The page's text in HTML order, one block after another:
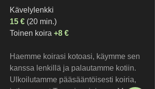
Kävelylenkki
15 € (20 min.)
Toinen koira +8 €
Haemme koirasi kotoasi, käymme sen
kanssa lenkillä ja palautamme kotiin.
Ulkoilutamme pääsääntöisesti koiria,